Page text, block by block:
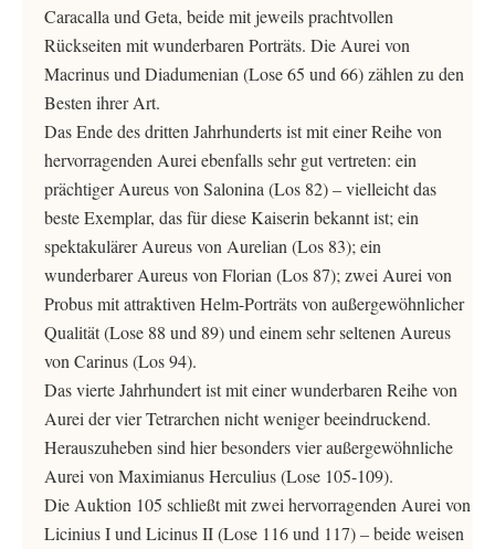
Caracalla und Geta, beide mit jeweils prachtvollen
Rückseiten mit wunderbaren Porträts. Die Aurei von
Macrinus und Diadumenian (Lose 65 und 66) zählen zu den
Besten ihrer Art.
Das Ende des dritten Jahrhunderts ist mit einer Reihe von
hervorragenden Aurei ebenfalls sehr gut vertreten: ein
prächtiger Aureus von Salonina (Los 82) – vielleicht das
beste Exemplar, das für diese Kaiserin bekannt ist; ein
spektakulärer Aureus von Aurelian (Los 83); ein
wunderbarer Aureus von Florian (Los 87); zwei Aurei von
Probus mit attraktiven Helm-Porträts von außergewöhnlicher
Qualität (Lose 88 und 89) und einem sehr seltenen Aureus
von Carinus (Los 94).
Das vierte Jahrhundert ist mit einer wunderbaren Reihe von
Aurei der vier Tetrarchen nicht weniger beeindruckend.
Herauszuheben sind hier besonders vier außergewöhnliche
Aurei von Maximianus Herculius (Lose 105-109).
Die Auktion 105 schließt mit zwei hervorragenden Aurei von
Licinius I und Licinus II (Lose 116 und 117) – beide weisen